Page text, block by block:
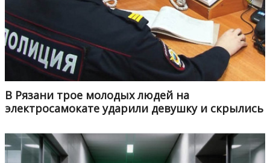
В Рязани трое молодых людей на
электросамокате ударили девушку и скрылись